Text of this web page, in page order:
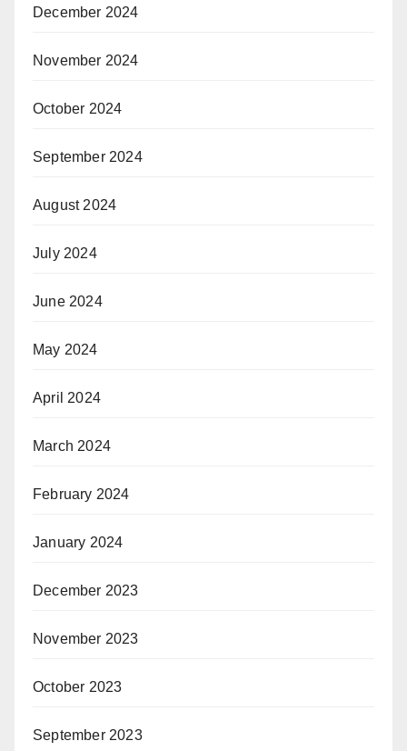
December 2024
November 2024
October 2024
September 2024
August 2024
July 2024
June 2024
May 2024
April 2024
March 2024
February 2024
January 2024
December 2023
November 2023
October 2023
September 2023